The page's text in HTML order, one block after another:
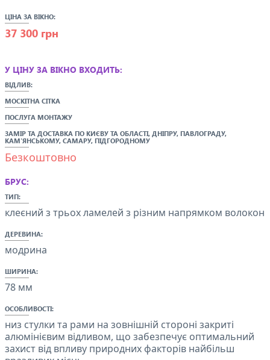
ЦІНА ЗА ВІКНО:
37 300 грн
У ЦІНУ ЗА ВІКНО ВХОДИТЬ:
ВІДЛИВ:
МОСКІТНА СІТКА
ПОСЛУГА МОНТАЖУ
ЗАМІР ТА ДОСТАВКА ПО КИЄВУ ТА ОБЛАСТІ, ДНІПРУ, ПАВЛОГРАДУ,
КАМ'ЯНСЬКОМУ, САМАРУ, ПІДГОРОДНОМУ
Безкоштовно
БРУС:
ТИП:
клеєний з трьох ламелей з різним напрямком волокон
ДЕРЕВИНА:
модрина
ШИРИНА:
78 мм
ОСОБЛИВОСТІ:
низ стулки та рами на зовнішній стороні закриті
алюмінієвим відливом, що забезпечує оптимальний
захист від впливу природних факторів найбільш